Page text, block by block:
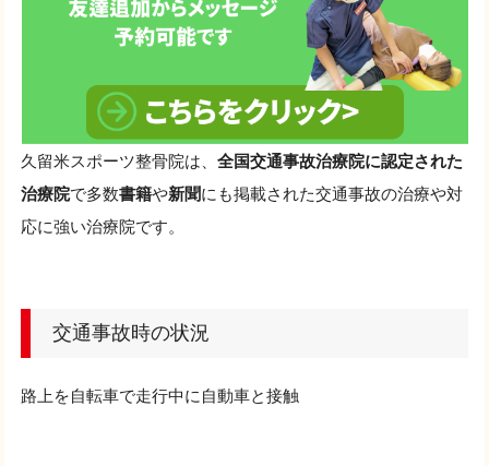
久留米スポーツ整骨院は、全国交通事故治療院に認定された
治療院で多数書籍や新聞にも掲載された交通事故の治療や対
応に強い治療院です。
交通事故時の状況
路上を自転車で走行中に自動車と接触